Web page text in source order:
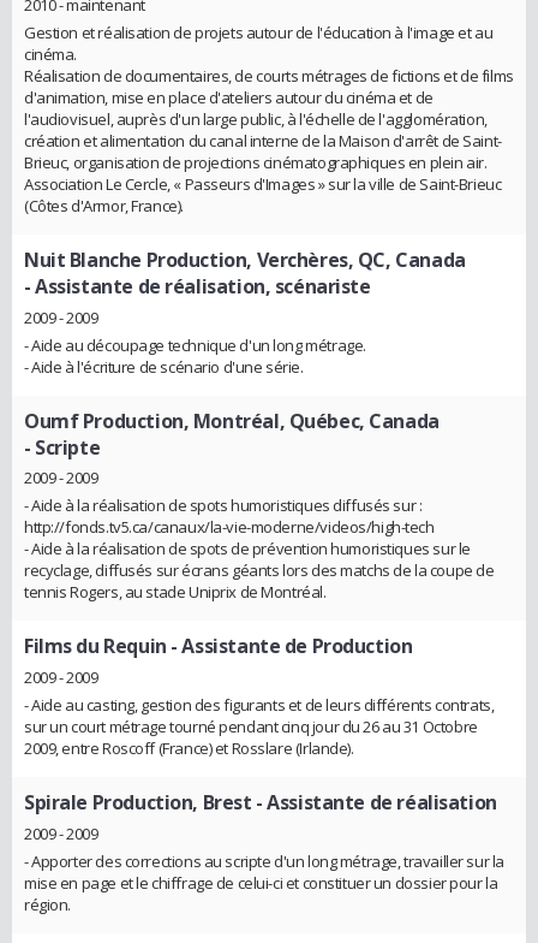
2010 - maintenant
Gestion et réalisation de projets autour de l'éducation à l'image et au
cinéma.
Réalisation de documentaires, de courts métrages de fictions et de films
d'animation, mise en place d'ateliers autour du cinéma et de
l'audiovisuel, auprès d'un large public, à l'échelle de l'agglomération,
création et alimentation du canal interne de la Maison d'arrêt de Saint-
Brieuc, organisation de projections cinématographiques en plein air.
Association Le Cercle, « Passeurs d'Images » sur la ville de Saint-Brieuc
(Côtes d'Armor, France).
Nuit Blanche Production, Verchères, QC, Canada
- Assistante de réalisation, scénariste
2009 - 2009
- Aide au découpage technique d'un long métrage.
- Aide à l'écriture de scénario d'une série.
Oumf Production, Montréal, Québec, Canada
- Scripte
2009 - 2009
- Aide à la réalisation de spots humoristiques diffusés sur :
http://fonds.tv5.ca/canaux/la-vie-moderne/videos/high-tech
- Aide à la réalisation de spots de prévention humoristiques sur le
recyclage, diffusés sur écrans géants lors des matchs de la coupe de
tennis Rogers, au stade Uniprix de Montréal.
Films du Requin - Assistante de Production
2009 - 2009
- Aide au casting, gestion des figurants et de leurs différents contrats,
sur un court métrage tourné pendant cinq jour du 26 au 31 Octobre
2009, entre Roscoff (France) et Rosslare (Irlande).
Spirale Production, Brest - Assistante de réalisation
2009 - 2009
- Apporter des corrections au scripte d'un long métrage, travailler sur la
mise en page et le chiffrage de celui-ci et constituer un dossier pour la
région.